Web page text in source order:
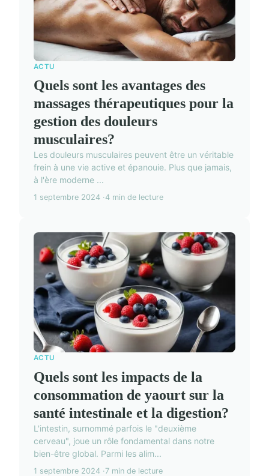
ACTU
Quels sont les avantages des
massages thérapeutiques pour la
gestion des douleurs
musculaires?
Les douleurs musculaires peuvent être un véritable
frein à une vie active et épanouie. Plus que jamais,
à l'ère moderne ...
1 septembre 2024 4 min de lecture
ACTU
Quels sont les impacts de la
consommation de yaourt sur la
santé intestinale et la digestion?
L'intestin, surnommé parfois le "deuxième
cerveau", joue un rôle fondamental dans notre
bien-être global. Parmi les alim...
1 septembre 2024 7 min de lecture